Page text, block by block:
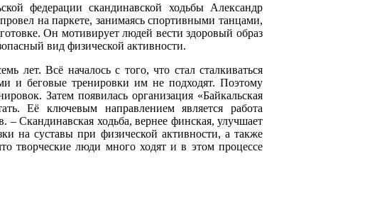
федерации скандинавской ходьбы Александр
на паркете, занимаясь спортивными танцами,
Он мотивирует людей вести здоровый образ
вид физической активности.
лет. Всё началось с того, что стал сталкиваться
и беговые тренировки им не подходят. Поэтому
Затем появилась организация «Байкальская
Её ключевым направлением является работа
– Скандинавская ходьба, вернее финская, улучшает
на суставы при физической активности, а также
творческие люди много ходят и в этом процессе